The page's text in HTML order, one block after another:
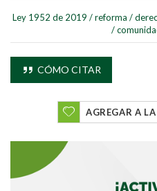
Ley 1952 de 2019 /reforma /
/
CÓMO CITAR
AGREGAR A